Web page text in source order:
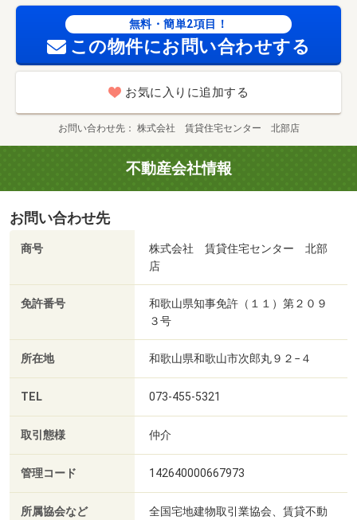
賃料総額の２．２％・２．５％・５．５％いずれか必
要。 駐車場備考：空有 ５，５００円/仲介手数料 76450
無料・簡単2項目！
この物件にお問い合わせする
お気に入りに追加する
お問い合わせ先 株式会社 賃貸住宅センター 北部店
不動産会社情報
お問い合わせ先
商号
株式会社 賃貸住宅センター 北部
店
免許番号
和歌山県知事免許（１１）第２０９
３号
所在地 和歌山県和歌山市次郎丸９２−４
TEL 073-455-5321
取引態様 仲介
管理コード 142640000667973
所属協会など
全国宅地建物取引業協会、賃貸不動